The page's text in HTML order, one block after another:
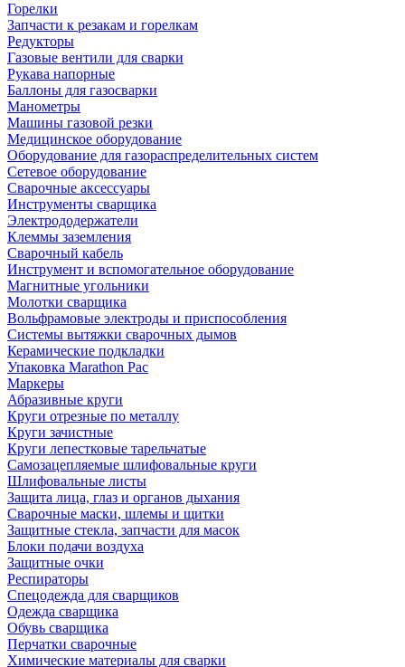
Горелки
Запчасти к резакам и горелкам
Редукторы
Газовые вентили для сварки
Рукава напорные
Баллоны для газосварки
Манометры
Машины газовой резки
Медицинское оборудование
Оборудование для газораспределительных систем
Сетевое оборудование
Сварочные аксессуары
Инструменты сварщика
Электрододержатели
Клеммы заземления
Сварочный кабель
Инструмент и вспомогательное оборудование
Магнитные угольники
Молотки сварщика
Вольфрамовые электроды и приспособления
Системы вытяжки сварочных дымов
Керамические подкладки
Упаковка Marathon Pac
Маркеры
Абразивные круги
Круги отрезные по металлу
Круги зачистные
Круги лепестковые тарельчатые
Самозацепляемые шлифовальные круги
Шлифовальные листы
Защита лица, глаз и органов дыхания
Сварочные маски, шлемы и щитки
Защитные стекла, запчасти для масок
Блоки подачи воздуха
Защитные очки
Респираторы
Спецодежда для сварщиков
Одежда сварщика
Обувь сварщика
Перчатки сварочные
Химические материалы для сварки